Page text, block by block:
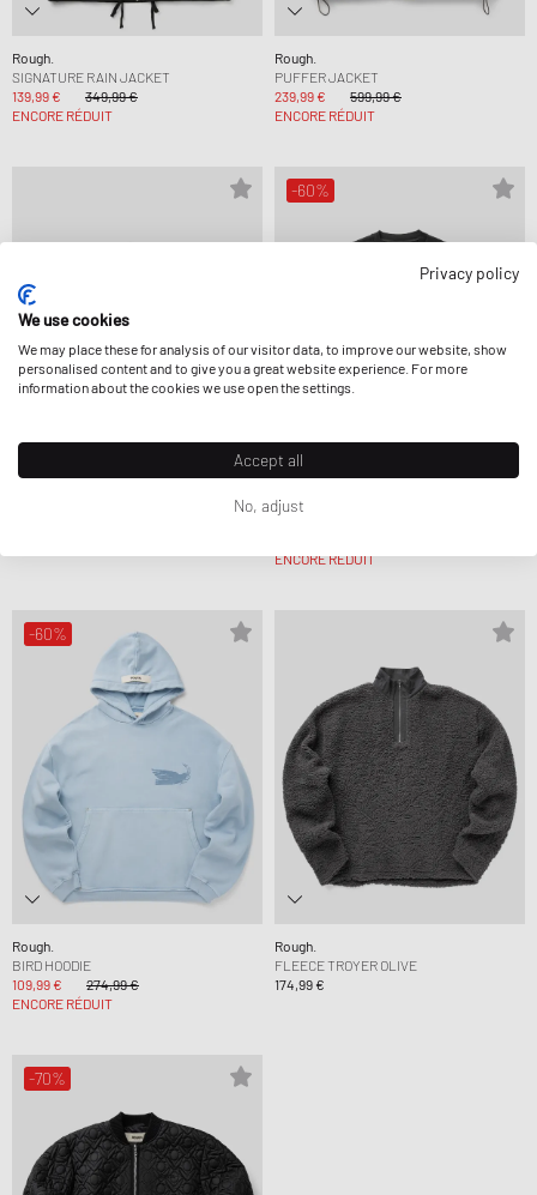
Rough.
SIGNATURE RAIN JACKET
139,99 €
349,99 €
ENCORE RÉDUIT
Rough.
PUFFER JACKET
239,99 €
599,99 €
ENCORE RÉDUIT
-60%
Rough.
WREATH TEE
ENCORE RÉDUIT
-60%
Rough.
BIRD HOODIE
109,99 €
274,99 €
ENCORE RÉDUIT
Rough.
FLEECE TROYER OLIVE
174,99 €
-70%
Privacy policy
We use cookies
We may place these for analysis of our visitor data, to improve our website, show
personalised content and to give you a great website experience. For more
information about the cookies we use open the settings.
Accept all
No, adjust